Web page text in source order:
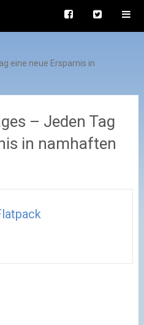
eine neue Ersparnis in
– Jeden Tag
in namhaften